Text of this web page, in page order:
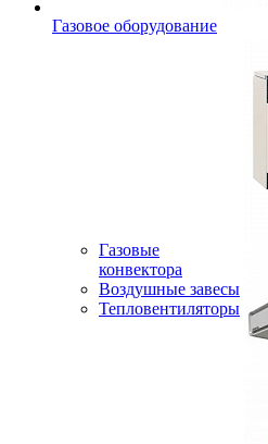
Газовое оборудование
Газовые
конвектора
Воздушные завесы
Тепловентиляторы